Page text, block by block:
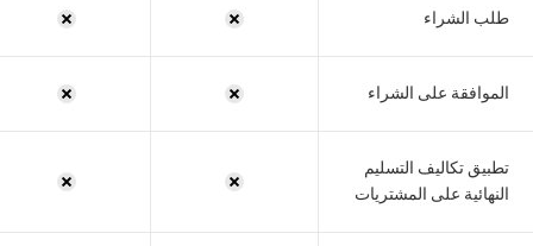
طلب الشراء
الموافقة على الشراء
تطبيق تكاليف التسليم
النهائية على المشتريات